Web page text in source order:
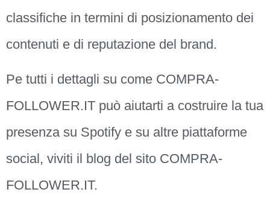
classifiche in termini di posizionamento dei
contenuti e di reputazione del brand.
Pe tutti i dettagli su come COMPRA-
FOLLOWER.IT può aiutarti a costruire la tua
presenza su Spotify e su altre piattaforme
social, viviti il blog del sito COMPRA-
FOLLOWER.IT.